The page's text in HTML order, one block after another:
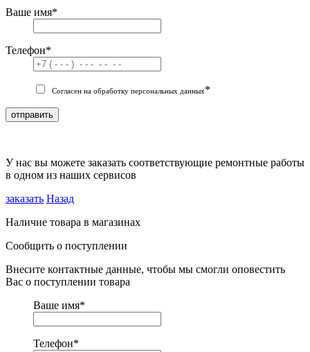
Ваше имя*
Телефон*
Согласен на обработку персональных данных*
отправить
У нас вы можете заказать соответствующие ремонтные работы
в одном из наших сервисов
заказать Назад
Наличие товара в магазинах
Сообщить о поступлении
Внесите контактные данные, чтобы мы смогли оповестить
Вас о поступлении товара
Ваше имя*
Телефон*